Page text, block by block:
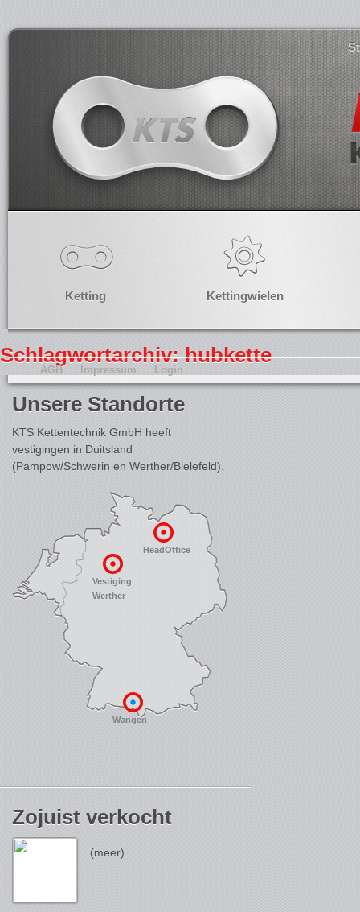
Ketting Kettingwielen
Schlagwortarchiv: hubkette
Unsere Standorte
KTS Kettentechnik GmbH heeft
vestigingen in Duitsland
(Pampow/Schwerin en Werther/Bielefeld).
HeadOffice
Vestiging
Werther
Wangen
Zojuist verkocht
(meer)
AGB Impressum Login